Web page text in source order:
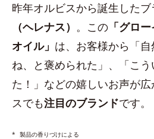
昨年オルビスから誕生したブ
（ヘレナス） 。この 「グロ
オイル」 は、お客様から「
ね、と褒められた」、「こ
た！」などの嬉しいお声が
スでも注目のブランドです。
* 製品の香りづけによる